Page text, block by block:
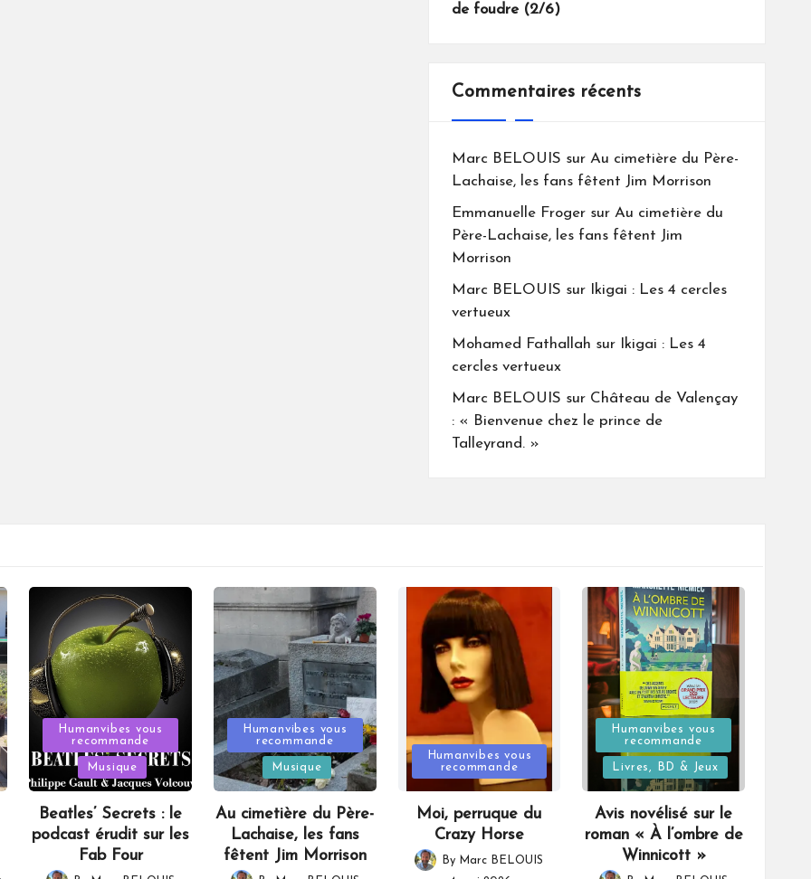
de foudre (2/6)
Commentaires récents
Marc BELOUIS sur Au cimetière du Père-
Lachaise, les fans fêtent Jim Morrison
Emmanuelle Frogersur Au cimetière du
Père-Lachaise, les fans fêtent Jim
Morrison
Marc BELOUIS sur
Ikigai : Les 4 cercles
vertueux
Mohamed Fathallah sur
Ikigai : Les 4
cercles vertueux
Marc BELOUIS sur Château de Valençay
: « Bienvenue chez le prince de
Talleyrand. »
Posted
in
Humanvibes vous
recommande
Musique
Beatles’ Secrets : le
podcast érudit sur les
Fab Four
Posted
in
Humanvibes vous
recommande
Musique
Au cimetière du Père-
Lachaise, les fans
fêtent Jim Morrison
Posted
in
Humanvibes vous
recommande
Moi, perruque du
Crazy Horse
Posted
By Marc BELOUIS
Posted
in
Humanvibes vous
recommande
Livres, BD & Jeux
Avis novélisé sur le
roman « À l’ombre de
Winnicott »